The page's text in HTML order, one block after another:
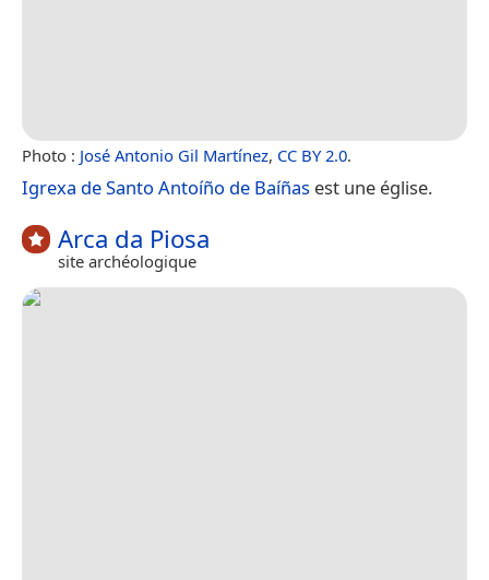
Photo : José Antonio Gil Martínez, CC BY 2.0.
Igrexa de Santo Antoíño de Baíñas est une église.
Arca da Piosa
site archéologique